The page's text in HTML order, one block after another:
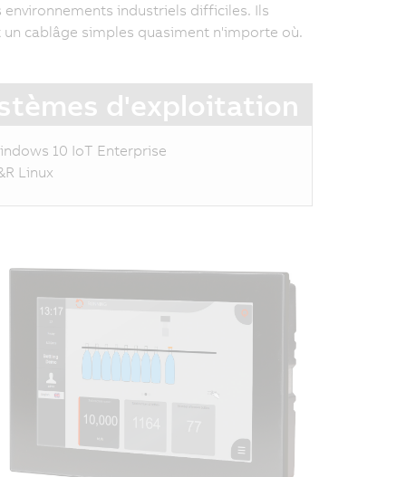
industriels difficiles. Ils
cablâge simples quasiment n'importe où.
d'exploitation
10 IoT Enterprise
Linux